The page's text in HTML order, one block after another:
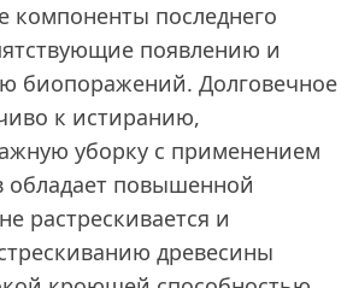
компоненты последнего
появлению и
биопоражений. Долговечное
к истиранию,
уборку с применением
повышенной
растрескивается и
древесины